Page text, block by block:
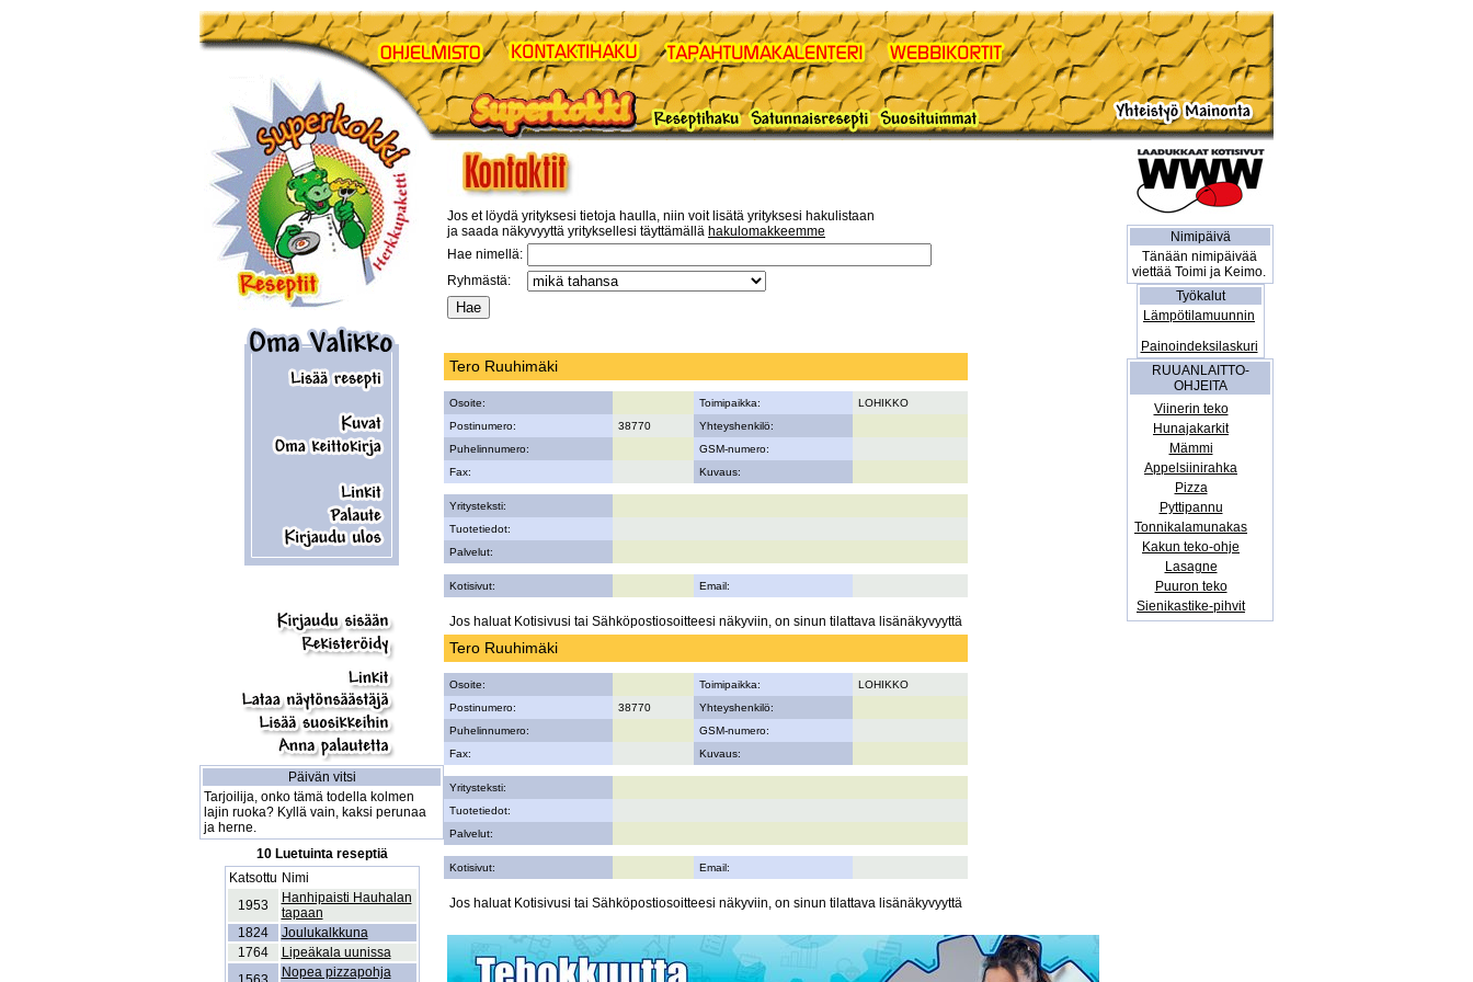
Päivän vitsi
Tarjoilija, onko tämä todella kolmen
lajin ruoka? Kyllä vain, kaksi perunaa
ja herne.
10 Luetuinta reseptiä
Katsottu Nimi
1953
Hanhipaisti Hauhalan
tapaan
1824
Joulukalkkuna
1764
Lipeäkala uunissa
Nopea pizzapohja
Jos et löydä yrityksesi tietoja haulla, niin voit lisätä yrityksesi hakulistaan
ja saada näkyvyyttä yrityksellesi täyttämällä hakulomakkeemme
Hae nimellä:
Ryhmästä:
Tero Ruuhimäki
Osoite: Toimipaikka:
LOHIKKO
Postinumero:
38770
Yhteyshenkilö:
Puhelinnumero:
GSM-numero:
Fax:
Kuvaus:
Yritysteksti:
Tuotetiedot:
Palvelut:
Kotisivut: Email:
Jos haluat Kotisivusi tai Sähköpostiosoitteesi näkyviin, on sinun tilattava lisänäkyvyyttä
Tero Ruuhimäki
Osoite: Toimipaikka:
LOHIKKO
Postinumero:
38770
Yhteyshenkilö:
Puhelinnumero:
GSM-numero:
Fax:
Kuvaus:
Yritysteksti:
Tuotetiedot:
Palvelut:
Kotisivut: Email:
Jos haluat Kotisivusi tai Sähköpostiosoitteesi näkyviin, on sinun tilattava lisänäkyvyyttä
Nimipäivä
Tänään nimipäivää
viettää Toimi ja Keimo.
Työkalut
Lämpötilamuunnin
Painoindeksilaskuri
RUUANLAITTO-
OHJEITA
Viinerin teko
Hunajakarkit
Mämmi
Appelsiinirahka
Pizza
Pyttipannu
Tonnikalamunakas
Kakun teko-ohje
Lasagne
Puuron teko
Sienikastike-pihvit